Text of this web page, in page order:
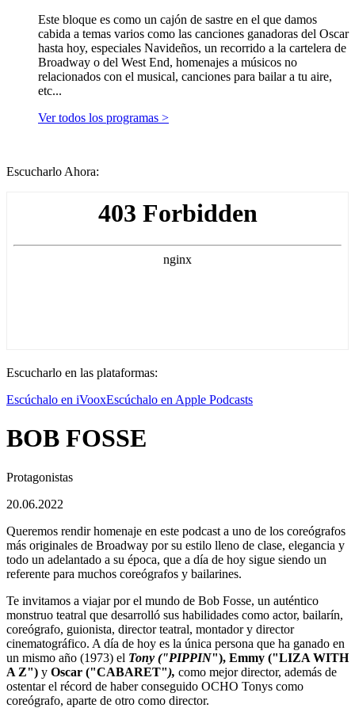
Este bloque es como un cajón de sastre en el que damos
cabida a temas varios como las canciones ganadoras del Oscar
hasta hoy, especiales Navideños, un recorrido a la cartelera de
Broadway o del West End, homenajes a músicos no
relacionados con el musical, canciones para bailar a tu aire,
etc...
Ver todos los programas >
Escucharlo Ahora:
Escucharlo en las plataformas:
Escúchalo en iVooxEscúchalo en Apple Podcasts
BOB FOSSE
Protagonistas
20.06.2022
Queremos rendir homenaje en este podcast a uno de los coreógrafos
más originales de Broadway por su estilo lleno de clase, elegancia y
todo un adelantado a su época, que a día de hoy sigue siendo un
referente para muchos coreógrafos y bailarines.
Te invitamos a viajar por el mundo de Bob Fosse, un auténtico
monstruo teatral que desarrolló sus habilidades como actor, bailarín,
coreógrafo, guionista, director teatral, montador y director
cinematográfico. A día de hoy es la única persona que ha ganado en
un mismo año (1973) el Tony ("PIPPIN"), Emmy ("LIZA WITH
A Z") y Oscar ("CABARET"), como mejor director, además de
ostentar el récord de haber conseguido OCHO Tonys como
coreógrafo, aparte de otro como director.